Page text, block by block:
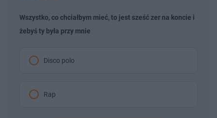
Wszystko, co chciałbym mieć, to jest sześć zer na koncie i
żebyś ty była przy mnie
Disco polo
Rap